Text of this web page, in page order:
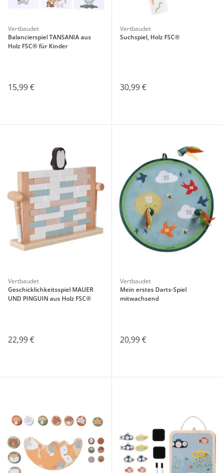
Vertbaudet
Balancierspiel TANSANIA aus
Holz FSC® für Kinder
15,99 €
Vertbaudet
Suchspiel, Holz FSC®
30,99 €
Vertbaudet
Geschicklichkeitsspiel MAUER
UND PINGUIN aus Holz FSC®
22,99 €
Vertbaudet
Mein erstes Darts-Spiel
mitwachsend
20,99 €